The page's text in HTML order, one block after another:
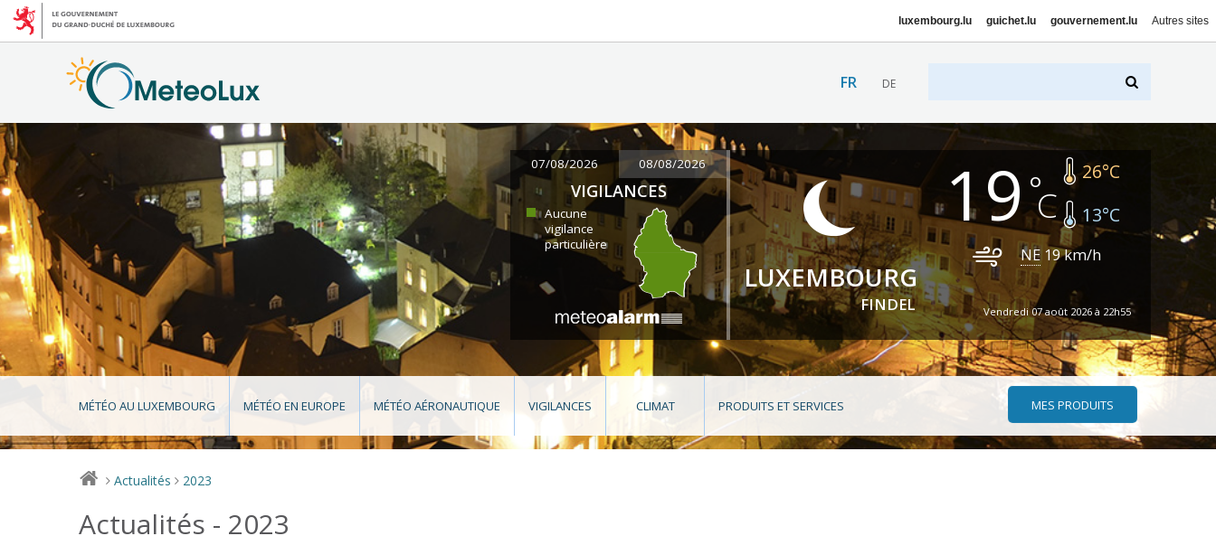
luxembourg.lu guichet.lu gouvernement.lu Autres sites
FR DE
07/08/2026 08/08/2026
VIGILANCES
Aucune
vigilance
particulière
LUXEMBOURG
FINDEL
19 26°C
13°C
NE 19km/h
Vendredi 07 août 2026 à 22h55
MÉTÉO AU LUXEMBOURG MÉTÉO EN EUROPE MÉTÉO AÉRONAUTIQUE VIGILANCES CLIMAT PRODUITS ET SERVICES MES PRODUITS
> Actualités > 2023
Actualités - 2023